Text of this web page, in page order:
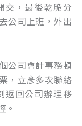
，最後乾脆分
公司上班，外出
公司會計事務頓
，立彥多次聯絡
返回公司辦理移
。